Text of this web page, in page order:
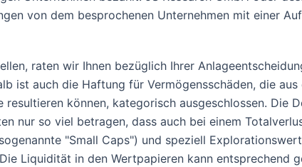
von dem besprochenen Unternehmen mit einer
raten wir Ihnen bezüglich Ihrer
ist auch die Haftung für Vermögensschäden, die
können, kategorisch ausgeschlossen. Die
nur so viel betragen, dass auch bei einem
"Small Caps") und speziell
Liquidität in den Wertpapieren kann entsprechend